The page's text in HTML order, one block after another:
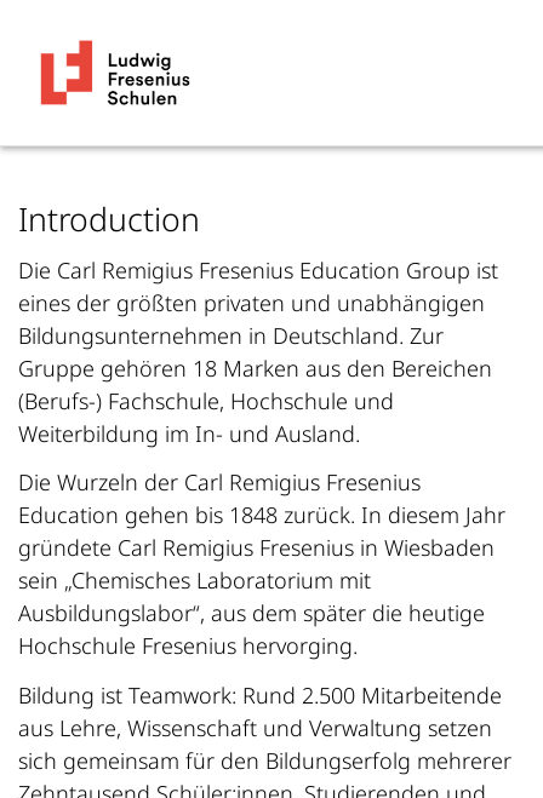
Introduction
Die Carl Remigius Fresenius Education Group ist
eines der größten privaten und unabhängigen
Bildungsunternehmen in Deutschland. Zur
Gruppe gehören 18 Marken aus den Bereichen
(Berufs-) Fachschule, Hochschule und
Weiterbildung im In- und Ausland.
Die Wurzeln der Carl Remigius Fresenius
Education gehen bis 1848 zurück. In diesem Jahr
gründete Carl Remigius Fresenius in Wiesbaden
sein „Chemisches Laboratorium mit
Ausbildungslabor“, aus dem später die heutige
Hochschule Fresenius hervorging.
Bildung ist Teamwork: Rund 2.500 Mitarbeitende
aus Lehre, Wissenschaft und Verwaltung setzen
sich gemeinsam für den Bildungserfolg mehrerer